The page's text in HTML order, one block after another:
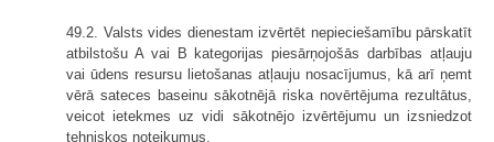
49.2. Valsts vides dienestam izvērtēt nepieciešamību pārskatīt
atbilstošu A vai B kategorijas piesārņojošās darbības atļauju
vai ūdens resursu lietošanas atļauju nosacījumus, kā arī ņemt
vērā sateces baseinu sākotnējā riska novērtējuma rezultātus,
veicot ietekmes uz vidi sākotnējo izvērtējumu un izsniedzot
tehniskos noteikumus.